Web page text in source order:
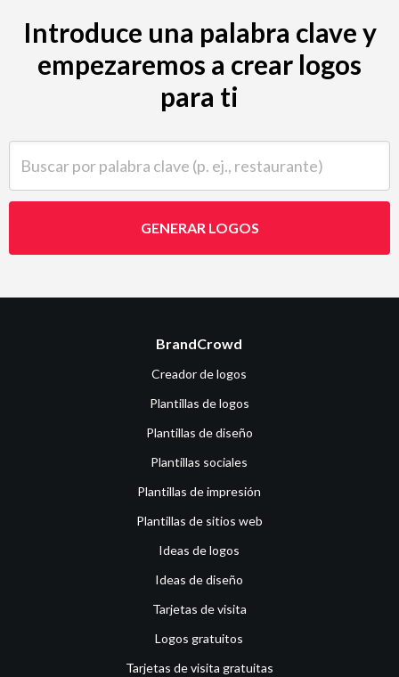
Introduce una palabra clave y
empezaremos a crear logos
para ti
GENERAR LOGOS
BrandCrowd
Creador de logos
Plantillas de logos
Plantillas de diseño
Plantillas sociales
Plantillas de impresión
Plantillas de sitios web
Ideas de logos
Ideas de diseño
Tarjetas de visita
Logos gratuitos
Tarjetas de visita gratuitas